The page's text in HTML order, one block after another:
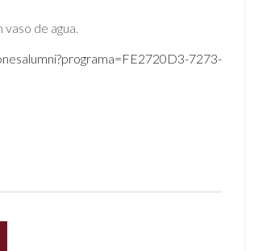
de agua.
7273-